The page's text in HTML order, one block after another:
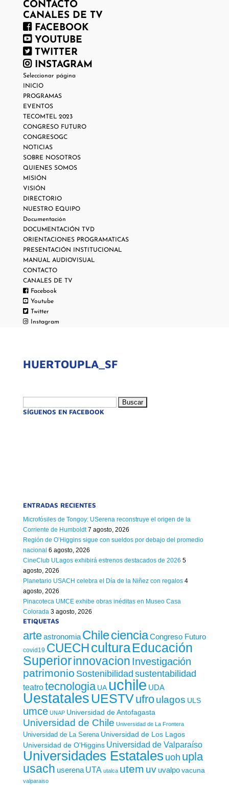
CONTACTO
CANALES DE TV
FACEBOOK
YOUTUBE
TWITTER
INSTAGRAM
Seleccionar página
INICIO
PROGRAMAS
EVENTOS
TECOMTEL 2023
CONGRESO FUTURO
CONGRESOGC
NOTICIAS
SOBRE NOSOTROS
QUIENES SOMOS
MISIÓN
VISIÓN
DIRECTORIO
NUESTRO EQUIPO
Documentación
DOCUMENTACIÓN TVD
ORIENTACIONES PROGRAMATICAS
PRESENTACIÓN INSTITUCIONAL
MANUAL AUDIOVISUAL
CONTACTO
CANALES DE TV
Facebook
Youtube
Twitter
Instagram
HUERTOUPLA_SF
SÍGUENOS EN FACEBOOK
ENTRADAS RECIENTES
Microfósiles de Tongoy: USerena reconstruye el origen de la
Corriente de Humboldt 7 agosto, 2026
Región de O’Higgins sigue con sueldos por debajo del promedio
nacional 6 agosto, 2026
CineClub ULagos exhibirá estrenos destacados de 2026 5
agosto, 2026
Planetario USACH celebra el Día de la Niñez con regalos 4
agosto, 2026
Pinacoteca UMCE exhibe obras inéditas en Museo Casa
Colorada 3 agosto, 2026
ETIQUETAS
arteastronomia Chileciencia Congreso Futuro
covid19 CUECHculturaEducación
Superiorinnovacion Investigación
patrimonio Sostenibilidad sustentabilidad
teatrotecnologia UA uchile UDA
Uestatales UESTVufroulagos ULS
umce UNAP Universidad de Antofagasta
Universidad de Chile Universidad de La Frontera
Universidad de La Serena Universidad de Los Lagos
Universidad de O'Higgins Universidad de Valparaíso
Universidades Estatales uoh upla
usach userena UTA utalca utem uv uvalpo vacuna
valparaiso